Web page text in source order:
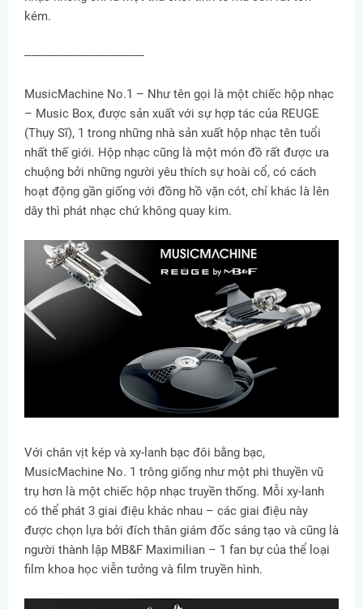
kém.
-------------------------------------
MusicMachine No.1 – Như tên gọi là một chiếc hộp nhạc
– Music Box, được sản xuất với sự hợp tác của REUGE
(Thụy Sĩ), 1 trong những nhà sản xuất hộp nhạc tên tuổi
nhất thế giới. Hộp nhạc cũng là một món đồ rất được ưa
chuộng bởi những người yêu thích sự hoài cổ, có cách
hoạt động gần giống với đồng hồ vặn cót, chỉ khác là lên
dây thì phát nhạc chứ không quay kim.
Với chân vịt kép và xy-lanh bạc đôi bằng bạc,
MusicMachine No. 1 trông giống như một phi thuyền vũ
trụ hơn là một chiếc hộp nhạc truyền thống. Mỗi xy-lanh
có thể phát 3 giai điệu khác nhau – các giai điệu này
được chọn lựa bởi đích thân giám đốc sáng tạo và cũng là
người thành lập MB&F Maximilian – 1 fan bự của thể loại
film khoa học viễn tưởng và film truyền hình.